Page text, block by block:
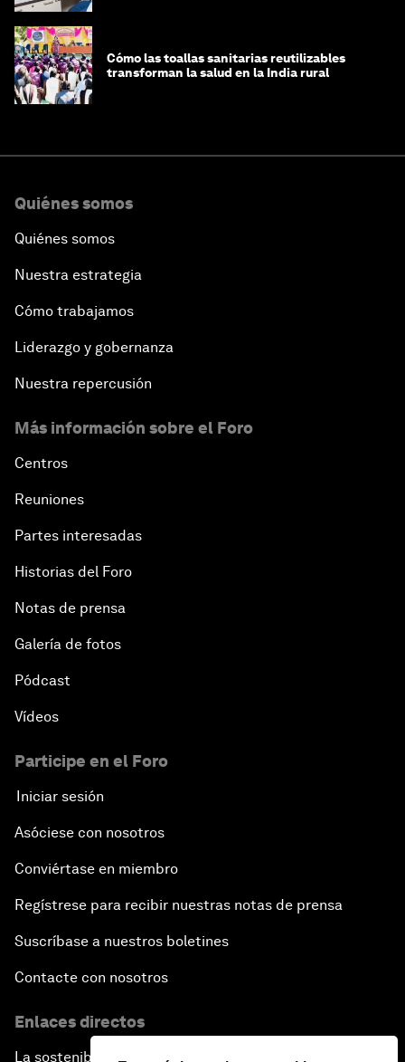
Cómo las toallas sanitarias reutilizables
transforman la salud en la India rural
Quiénes somos
Quiénes somos
Nuestra estrategia
Cómo trabajamos
Liderazgo y gobernanza
Nuestra repercusión
Más información sobre el Foro
Centros
Reuniones
Partes interesadas
Historias del Foro
Notas de prensa
Galería de fotos
Pódcast
Vídeos
Participe en el Foro
Iniciar sesión
Asóciese con nosotros
Conviértase en miembro
Regístrese para recibir nuestras notas de prensa
Suscríbase a nuestros boletines
Contacte con nosotros
Enlaces directos
La sostenibilidad en el Foro